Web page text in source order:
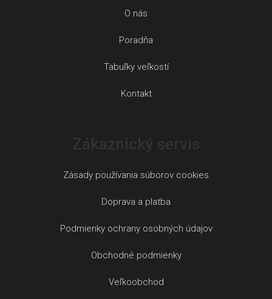
O nás
Poradňa
Tabuľky veľkostí
Kontakt
Zásady používania súborov cookies
Doprava a platba
Podmienky ochrany osobných údajov
Obchodné podmienky
Veľkoobchod